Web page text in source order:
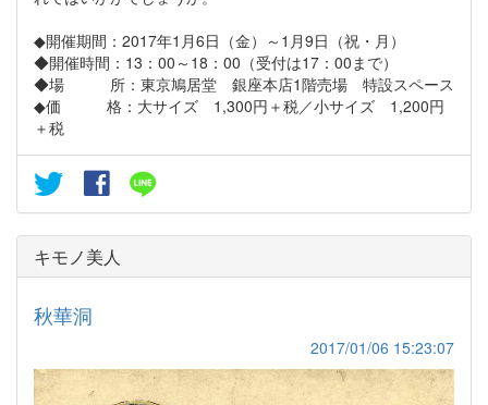
◆開催期間：2017年1月6日（金）～1月9日（祝・月）
◆開催時間：13：00～18：00（受付は17：00まで）
◆場 所：東京鳩居堂 銀座本店1階売場 特設スペース
◆価 格：大サイズ 1,300円＋税／小サイズ 1,200円
＋税
キモノ美人
秋華洞
2017/01/06 15:23:07